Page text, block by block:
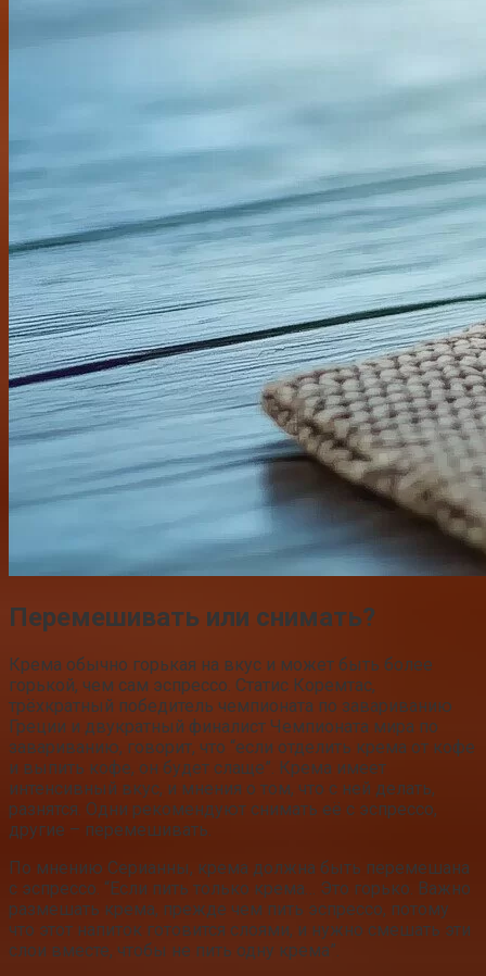
Перемешивать или снимать?
Крема обычно горькая на вкус и может быть более
горькой, чем сам эспрессо. Статис Коремтас,
трёхкратный победитель чемпионата по завариванию
Греции и двукратный финалист Чемпионата мира по
завариванию, говорит, что “если отделить крема от кофе
и выпить кофе, он будет слаще”. Крема имеет
интенсивный вкус, и мнения о том, что с ней делать,
разнятся. Одни рекомендуют снимать её с эспрессо,
другие – перемешивать.
По мнению Серианны, крема должна быть перемешана
с эспрессо. “Если пить только крема… Это горько. Важно
размешать крема, прежде чем пить эспрессо, потому
что этот напиток готовится слоями, и нужно смешать эти
слои вместе, чтобы не пить одну крема”.